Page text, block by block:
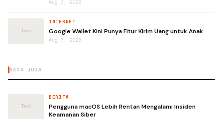
Aug 7, 2026
INTERNET
Google Wallet Kini Punya Fitur Kirim Uang untuk Anak
Aug 7, 2026
BACA JUGA
BERITA
Pengguna macOS Lebih Rentan Mengalami Insiden
Keamanan Siber